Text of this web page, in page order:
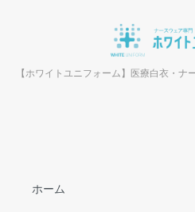
【ホワイトユニフォーム】医療白衣・ナ
ホーム